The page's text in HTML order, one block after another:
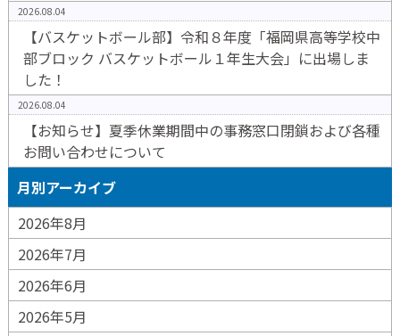
2026.08.04
【バスケットボール部】令和８年度「福岡県高等学校中
部ブロック バスケットボール１年生大会」に出場しま
した！
2026.08.04
【お知らせ】夏季休業期間中の事務窓口閉鎖および各種
お問い合わせについて
月別アーカイブ
2026年8月
2026年7月
2026年6月
2026年5月